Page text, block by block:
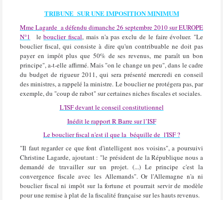
TRIBUNE SUR UNE IMPOSITION MINIMUM
Mme Lagarde a défendu dimanche 26 septembre 2010 sur EUROPE
N°1
lebouclier fiscal, mais n'a pas exclu de le faire évoluer. "Le
bouclier fiscal, qui consiste à dire qu'un contribuable ne doit pas
payer en impôt plus que 50% de ses revenus, me paraît un bon
principe", a-t-elle affirmé. Mais "on le change un peu", dans le cadre
du budget de rigueur 2011, qui sera présenté mercredi en conseil
des ministres, a rappelé la ministre. Le bouclier ne protégera pas, par
exemple, du "coup de rabot" sur certaines niches fiscales et sociales.
L'ISF devant le conseil constitutionnel
Inédit le rapport R Barre sur l’ISF
Le bouclier fiscal n'est il que la béquille de l'ISF ?
"Il faut regarder ce que font d'intelligent nos voisins", a poursuivi
Christine Lagarde, ajoutant : "le président de la République nous a
demandé de travailler sur un projet. (...)Le principe c'est la
convergence fiscale avec les Allemands". Or l'Allemagne n'a ni
bouclier fiscal ni impôt sur la fortune et pourrait servir de modèle
pour une remise à plat de la fiscalité française sur les hauts revenus.